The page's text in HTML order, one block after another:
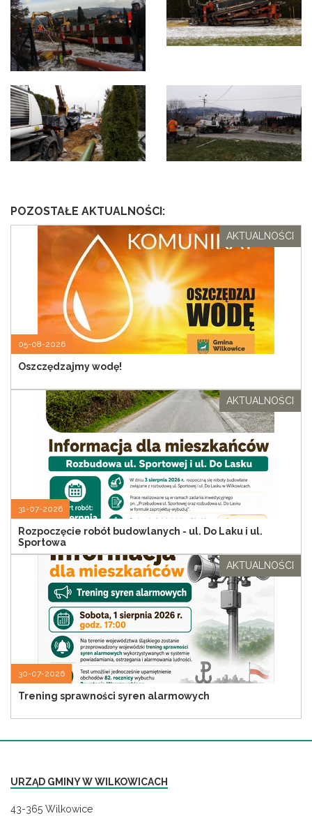
POZOSTAŁE AKTUALNOŚCI:
05-08-2026
Oszczędzajmy wodę!
AKTUALNOŚCI
31-07-2026
Rozpoczęcie robót budowlanych - ul. Do Laku i ul.
Sportowa
AKTUALNOŚCI
30-07-2026
Trening sprawności syren alarmowych
AKTUALNOŚCI
URZĄD GMINY W WILKOWICACH
43-365 Wilkowice